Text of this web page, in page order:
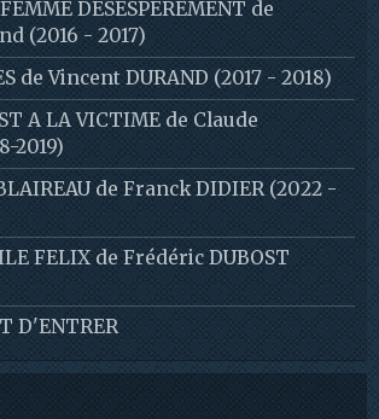
DESESPEREMENT de
(2016 - 2017)
de Vincent DURAND (2017 - 2018)
A LA VICTIME de Claude
2019)
de Franck DIDIER (2022 -
FELIX de Frédéric DUBOST
D'ENTRER